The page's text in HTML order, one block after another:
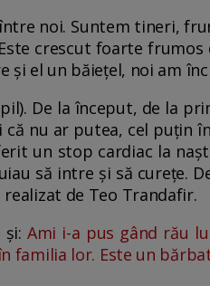
noi. Suntem tineri,
crescut foarte
și el un băiețel, noi am
De la început, de la
că nu ar putea, cel puțin
un stop cardiac la
să intre și să curețe.
de Teo Trandafir.
Ami i-a pus gând rău
familia lor. Este un